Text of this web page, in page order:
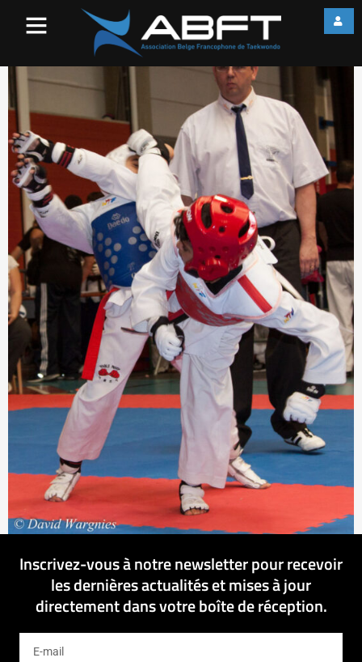
Inscrivez-vous à notre newsletter pour recevoir
les dernières actualités et mises à jour
directement dans votre boîte de réception.